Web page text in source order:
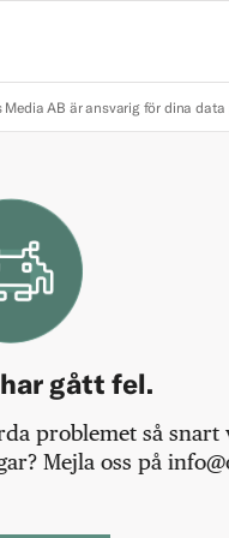
Media AB är ansvarig för dina
gått fel.
problemet så snart
Mejla oss på